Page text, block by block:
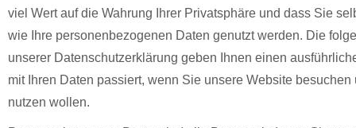
viel Wert auf die Wahrung Ihrer Privatsphäre und dass Sie
wie Ihre personenbezogenen Daten genutzt werden. Die
unserer Datenschutzerklärung geben Ihnen einen
mit Ihren Daten passiert, wenn Sie unsere Website
nutzen wollen.